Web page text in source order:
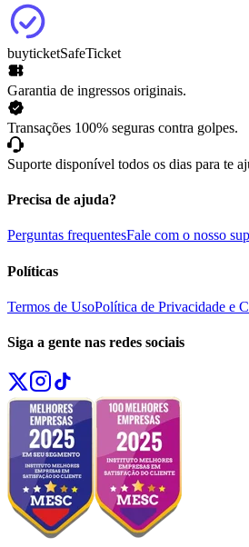
buyticketSafeTicket
Garantia de ingressos originais.
Transações 100% seguras contra golpes.
Suporte disponível todos os dias para te
Precisa de ajuda?
Perguntas frequentesFale com o nosso
Políticas
Termos de UsoPolítica de Privacidade e
Siga a gente nas redes sociais